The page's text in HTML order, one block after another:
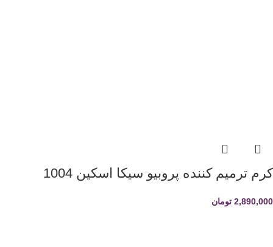
کرم ترمیم کننده پروبیو سیکا اسکین 1004
2,890,000 تومان